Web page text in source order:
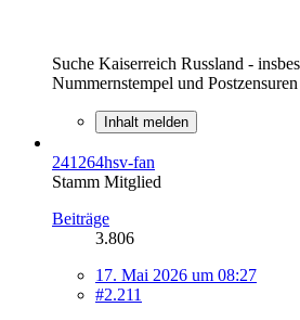
Suche Kaiserreich Russland -
Nummernstempel und
Inhalt melden
241264hsv-fan
Stamm Mitglied
Beiträge
3.806
17. Mai 2026 um 08:27
#2.211